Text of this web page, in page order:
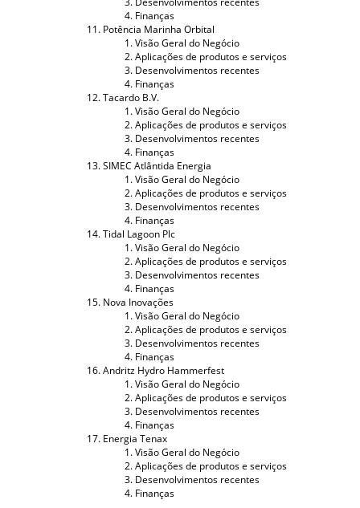
Finanças
Potência Marinha Orbital
Visão Geral do Negócio
Aplicações de produtos e serviços
Desenvolvimentos recentes
Finanças
Tacardo B.V.
Visão Geral do Negócio
Aplicações de produtos e serviços
Desenvolvimentos recentes
Finanças
SIMEC Atlântida Energia
Visão Geral do Negócio
Aplicações de produtos e serviços
Desenvolvimentos recentes
Finanças
Tidal Lagoon Plc
Visão Geral do Negócio
Aplicações de produtos e serviços
Desenvolvimentos recentes
Finanças
Nova Inovações
Visão Geral do Negócio
Aplicações de produtos e serviços
Desenvolvimentos recentes
Finanças
Andritz Hydro Hammerfest
Visão Geral do Negócio
Aplicações de produtos e serviços
Desenvolvimentos recentes
Finanças
Energia Tenax
Visão Geral do Negócio
Aplicações de produtos e serviços
Desenvolvimentos recentes
Finanças